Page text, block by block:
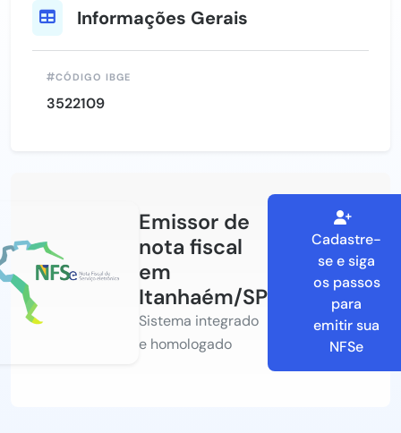
Informações Gerais
CÓDIGO IBGE
3522109
Emissor de
nota fiscal
em
Itanhaém/SP
Sistema integrado
e homologado
Cadastre-
se e siga
os passos
para
emitir sua
NFSe